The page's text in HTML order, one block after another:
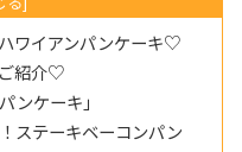
ワイアンパンケーキ♡
ご紹介♡
ンケーキ」
ステーキベーコンパン